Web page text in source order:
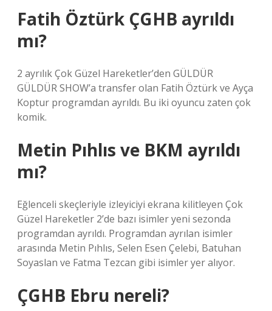
Fatih Öztürk ÇGHB ayrıldı
mı?
2 ayrılık Çok Güzel Hareketler’den GÜLDÜR
GÜLDÜR SHOW’a transfer olan Fatih Öztürk ve Ayça
Koptur programdan ayrıldı. Bu iki oyuncu zaten çok
komik.
Metin Pıhlıs ve BKM ayrıldı
mı?
Eğlenceli skeçleriyle izleyiciyi ekrana kilitleyen Çok
Güzel Hareketler 2’de bazı isimler yeni sezonda
programdan ayrıldı. Programdan ayrılan isimler
arasında Metin Pıhlıs, Selen Esen Çelebi, Batuhan
Soyaslan ve Fatma Tezcan gibi isimler yer alıyor.
ÇGHB Ebru nereli?